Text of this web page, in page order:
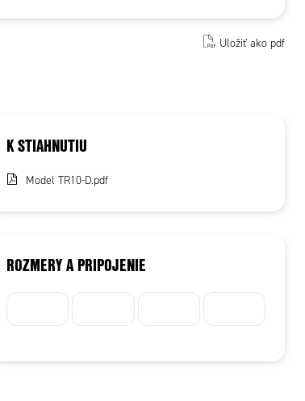
Uložiť ako pdf
K STIAHNUTIU
Model TR10-D.pdf
ROZMERY A PRIPOJENIE